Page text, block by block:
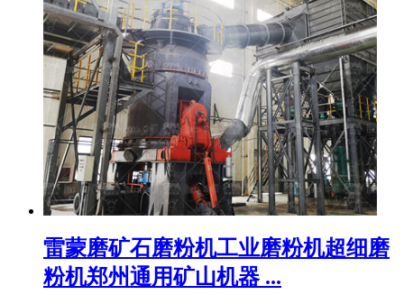
雷蒙磨矿石磨粉机工业磨粉机超细磨
粉机郑州通用矿山机器 ...